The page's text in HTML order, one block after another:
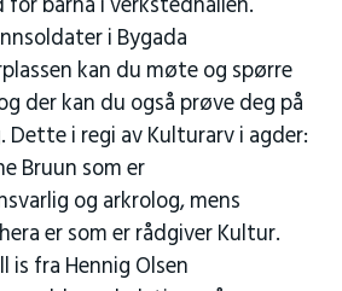
i Bygada
kan du møte og spørre
der kan du også prøve deg på
Dette i regi av Kulturarv i agder:
Bruun som er
og arkrolog, mens
er som er rådgiver Kultur.
is fra Hennig Olsen